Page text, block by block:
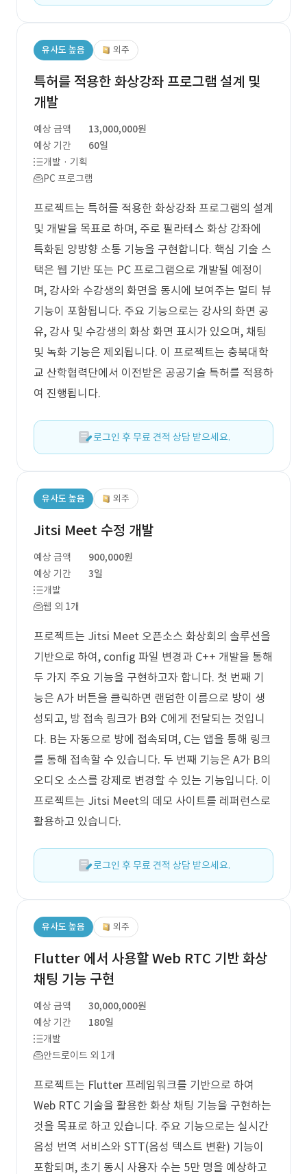
유사도 높음 외주
특허를 적용한 화상강좌 프로그램 설계 및
개발
예상 금액
13,000,000원
예상 기간
60일
개발 · 기획
PC 프로그램
프로젝트는 특허를 적용한 화상강좌 프로그램의 설계
및 개발을 목표로 하며, 주로 필라테스 화상 강좌에
특화된 양방향 소통 기능을 구현합니다. 핵심 기술 스
택은 웹 기반 또는 PC 프로그램으로 개발될 예정이
며, 강사와 수강생의 화면을 동시에 보여주는 멀티 뷰
기능이 포함됩니다. 주요 기능으로는 강사의 화면 공
유, 강사 및 수강생의 화상 화면 표시가 있으며, 채팅
및 녹화 기능은 제외됩니다. 이 프로젝트는 충북대학
교 산학협력단에서 이전받은 공공기술 특허를 적용하
여 진행됩니다.
로그인 후 무료 견적 상담 받으세요.
유사도 높음 외주
Jitsi Meet 수정 개발
예상 금액
900,000원
예상 기간
3일
개발
웹 외 1개
프로젝트는 Jitsi Meet 오픈소스 화상회의 솔루션을
기반으로 하여, config 파일 변경과 C++ 개발을 통해
두 가지 주요 기능을 구현하고자 합니다. 첫 번째 기
능은 A가 버튼을 클릭하면 랜덤한 이름으로 방이 생
성되고, 방 접속 링크가 B와 C에게 전달되는 것입니
다. B는 자동으로 방에 접속되며, C는 앱을 통해 링크
를 통해 접속할 수 있습니다. 두 번째 기능은 A가 B의
오디오 소스를 강제로 변경할 수 있는 기능입니다. 이
프로젝트는 Jitsi Meet의 데모 사이트를 레퍼런스로
활용하고 있습니다.
로그인 후 무료 견적 상담 받으세요.
유사도 높음 외주
Flutter 에서 사용할 Web RTC 기반 화상
채팅 기능 구현
예상 금액
30,000,000원
예상 기간
180일
개발
안드로이드 외 1개
프로젝트는 Flutter 프레임워크를 기반으로 하여
Web RTC 기술을 활용한 화상 채팅 기능을 구현하는
것을 목표로 하고 있습니다. 주요 기능으로는 실시간
음성 번역 서비스와 STT(음성 텍스트 변환) 기능이
포함되며, 초기 동시 사용자 수는 5만 명을 예상하고